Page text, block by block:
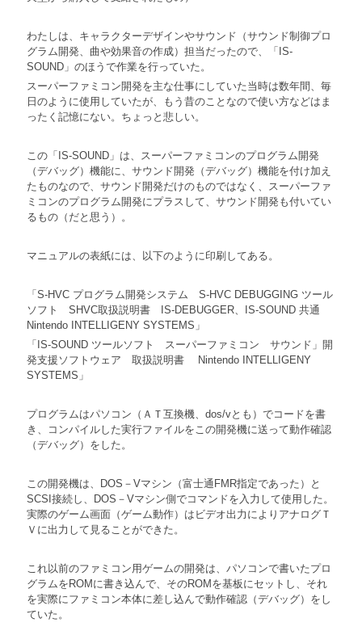
わたしは、キャラクターデザインやサウンド（サウンド制御プロ
グラム開発、曲や効果音の作成）担当だったので、「IS-
SOUND」のほうで作業を行っていた。
スーパーファミコン開発を主な仕事にしていた当時は数年間、毎
日のように使用していたが、もう昔のことなので使い方などはま
ったく記憶にない。ちょっと悲しい。
この「IS-SOUND」は、スーパーファミコンのプログラム開発
（デバッグ）機能に、サウンド開発（デバッグ）機能を付け加え
たものなので、サウンド開発だけのものではなく、スーパーファ
ミコンのプログラム開発にプラスして、サウンド開発も付いてい
るもの（だと思う）。
マニュアルの表紙には、以下のように印刷してある。
「S-HVC プログラム開発システム S-HVC DEBUGGING ツール
ソフト SHVC取扱説明書 IS-DEBUGGER、IS-SOUND 共通
Nintendo INTELLIGENY SYSTEMS」
「IS-SOUND ツールソフト スーパーファミコン サウンド」開
発支援ソフトウェア 取扱説明書 Nintendo INTELLIGENY
SYSTEMS」
プログラムはパソコン（ＡＴ互換機、dos/vとも）でコードを書
き、コンパイルした実行ファイルをこの開発機に送って動作確認
（デバッグ）をした。
この開発機は、DOS－Vマシン（富士通FMR指定であった）と
SCSI接続し、DOS－Vマシン側でコマンドを入力して使用した。
実際のゲーム画面（ゲーム動作）はビデオ出力によりアナログＴ
Ｖに出力して見ることができた。
これ以前のファミコン用ゲームの開発は、パソコンで書いたプロ
グラムをROMに書き込んで、そのROMを基板にセットし、それ
を実際にファミコン本体に差し込んで動作確認（デバッグ）をし
ていた。